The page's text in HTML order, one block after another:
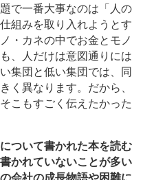
で一番大事なのは「人の
組みを取り入れようとす
・カネの中でお金とモノ
、人だけは意図通りには
集団と低い集団では、同
く異なります。だから、
こもすごく伝えたかった
ついて書かれた本を読む
かれていないことが多い